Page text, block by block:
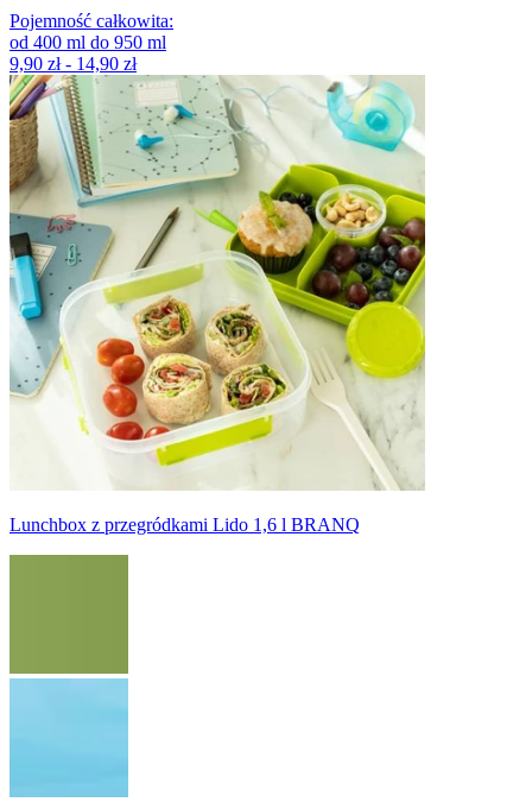
Pojemność całkowita:
od 400 ml do 950 ml
9,90 zł - 14,90 zł
Lunchbox z przegródkami Lido 1,6 l BRANQ